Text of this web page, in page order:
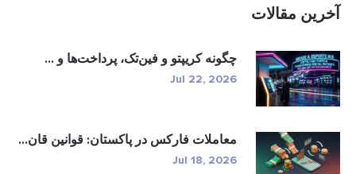
آخرین مقالات
چگونه کریپتو و فین‌تک، پرداخت‌ها و ...
Jul 22, 2026
معاملات فارکس در پاکستان: قوانین قان...
Jul 18, 2026